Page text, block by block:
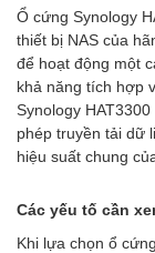
Ổ cứng Synology
thiết bị NAS của
để hoạt động một
khả năng tích hợp
Synology
phép truyền tải dữ
hiệu suất chung
Các yếu tố cần
Khi lựa chọn ổ